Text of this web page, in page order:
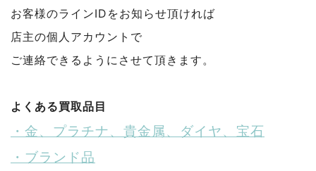
お客様のラインIDをお知らせ頂ければ
店主の個人アカウントで
ご連絡できるようにさせて頂きます。
よくある買取品目
・金、プラチナ、貴金属、ダイヤ、宝石
・ブランド品